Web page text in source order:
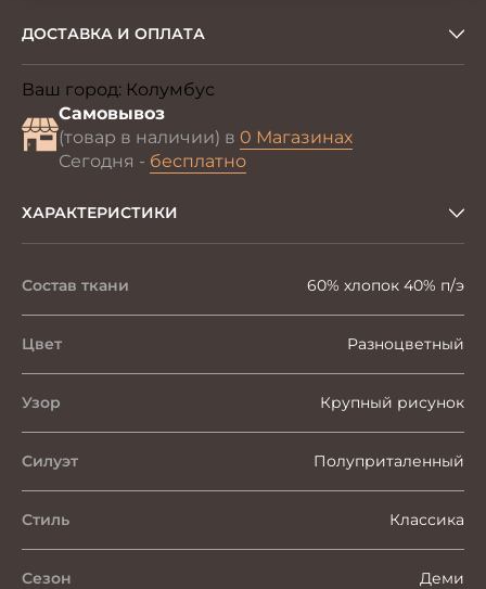
ДОСТАВКА И ОПЛАТА
Ваш город: Колумбус
Самовывоз
(товар в наличии) в 0 Магазинах
Сегодня - бесплатно
ХАРАКТЕРИСТИКИ
Состав ткани 60% хлопок 40% п/э
Цвет Разноцветный
Узор Крупный рисунок
Силуэт Полуприталенный
Стиль Классика
Сезон Деми